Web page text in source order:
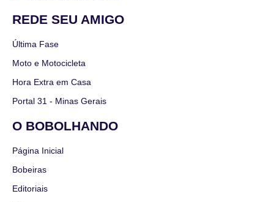
REDE SEU AMIGO
Última Fase
Moto e Motocicleta
Hora Extra em Casa
Portal 31 - Minas Gerais
O BOBOLHANDO
Página Inicial
Bobeiras
Editoriais